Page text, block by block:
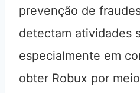
prevenção de
detectam atividades
especialmente em
obter Robux por